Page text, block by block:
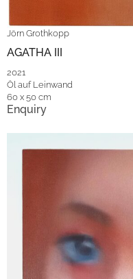
Jörn Grothkopp
AGATHA III
2021
Öl auf Leinwand
60 x 50 cm
Enquiry